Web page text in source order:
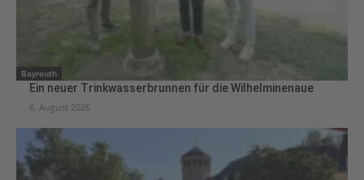
Bayreuth
Ein neuer Trinkwasserbrunnen für die Wilhelminenaue
6. August 2026